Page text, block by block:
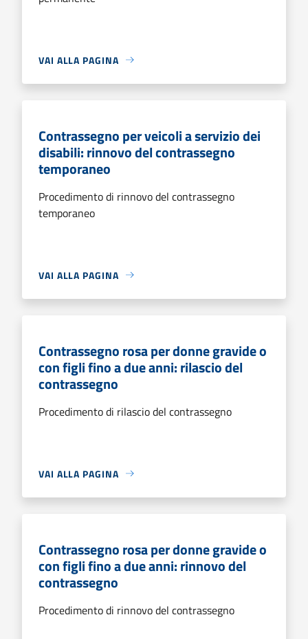
VAI ALLA PAGINA
Contrassegno per veicoli a servizio dei
disabili: rinnovo del contrassegno
temporaneo
Procedimento di rinnovo del contrassegno
temporaneo
VAI ALLA PAGINA
Contrassegno rosa per donne gravide o
con figli fino a due anni: rilascio del
contrassegno
Procedimento di rilascio del contrassegno
VAI ALLA PAGINA
Contrassegno rosa per donne gravide o
con figli fino a due anni: rinnovo del
contrassegno
Procedimento di rinnovo del contrassegno